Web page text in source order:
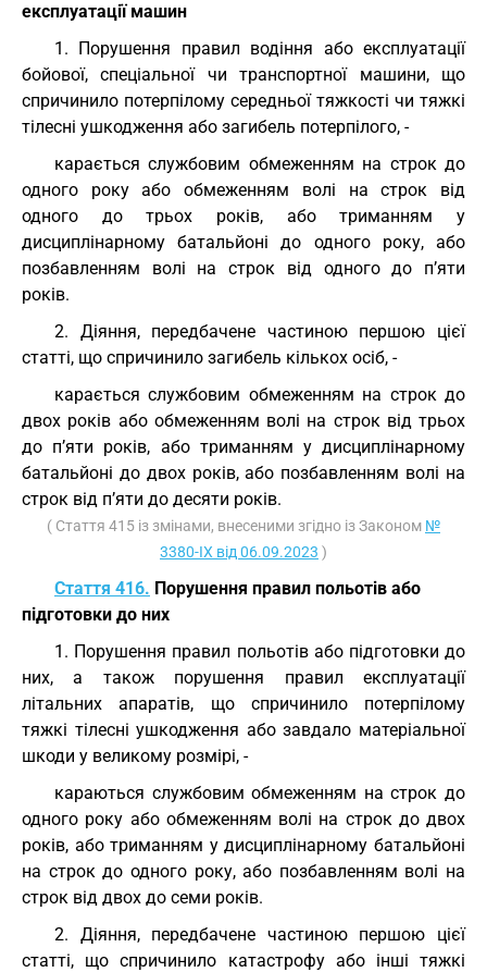
експлуатації машин
1. Порушення правил водіння або експлуатації
бойової, спеціальної чи транспортної машини, що
спричинило потерпілому середньої тяжкості чи тяжкі
тілесні ушкодження або загибель потерпілого, -
карається службовим обмеженням на строк до
одного року або обмеженням волі на строк від
одного до трьох років, або триманням у
дисциплінарному батальйоні до одного року, або
позбавленням волі на строк від одного до п’яти
років.
2. Діяння, передбачене частиною першою цієї
статті, що спричинило загибель кількох осіб, -
карається службовим обмеженням на строк до
двох років або обмеженням волі на строк від трьох
до п’яти років, або триманням у дисциплінарному
батальйоні до двох років, або позбавленням волі на
строк від п’яти до десяти років.
( Стаття 415 із змінами, внесеними згідно із Законом №
3380-IX від 06.09.2023 )
Стаття 416. Порушення правил польотів або
підготовки до них
1. Порушення правил польотів або підготовки до
них, а також порушення правил експлуатації
літальних апаратів, що спричинило потерпілому
тяжкі тілесні ушкодження або завдало матеріальної
шкоди у великому розмірі, -
караються службовим обмеженням на строк до
одного року або обмеженням волі на строк до двох
років, або триманням у дисциплінарному батальйоні
на строк до одного року, або позбавленням волі на
строк від двох до семи років.
2. Діяння, передбачене частиною першою цієї
статті, що спричинило катастрофу або інші тяжкі